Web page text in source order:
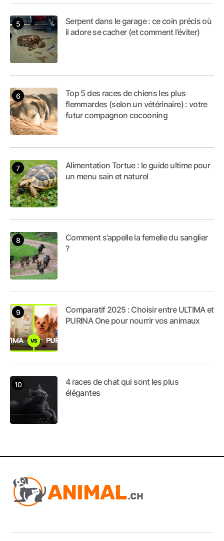
Serpent dans le garage : ce coin précis où
il adore se cacher (et comment l’éviter)
Top 5 des races de chiens les plus
flemmardes (selon un vétérinaire) : votre
futur compagnon cocooning
Alimentation Tortue : le guide ultime pour
un menu sain et naturel
Comment s’appelle la femelle du sanglier
?
Comparatif 2025 : Choisir entre ULTIMA et
PURINA One pour nourrir vos animaux
4 races de chat qui sont les plus
élégantes